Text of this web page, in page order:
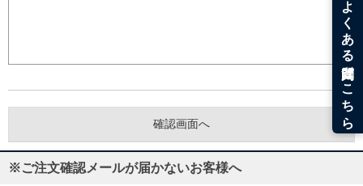
※ご注文確認メールが届かないお客様へ